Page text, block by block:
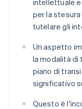
per la
tutelare gli
Un aspetto
la modalità di
piano di
significativo
Questo è